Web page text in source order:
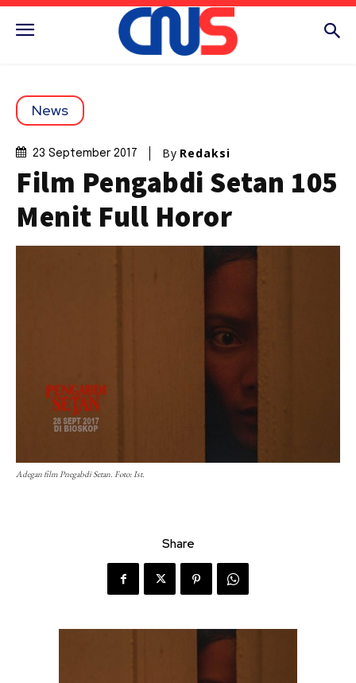
News
23 September 2017 By Redaksi
Film Pengabdi Setan 105
Menit Full Horor
Adegan film Pnegabdi Setan. Foto: Ist.
Share